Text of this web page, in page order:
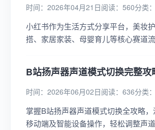
时间：2026年04月21日阅读：560分类：
小红书作为生活方式分享平台，美妆
搭、家居家装、母婴育儿等核心赛道
B站扬声器声道模式切换完整攻
时间：2026年06月02日阅读：636分类：
掌握B站扬声器声道模式切换全攻略，
移动端及智能设备操作，轻松调整声